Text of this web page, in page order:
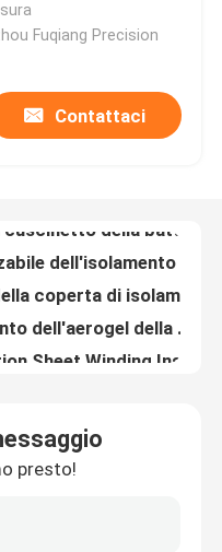
Fuqiang Precision
Contattaci
Materiale della schiuma della melammina di Pyracoustic dell'interfaccia della batteria del cuscinetto di compressione
presto!